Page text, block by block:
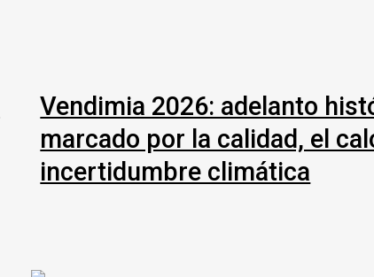
Vendimia 2026: adelanto
marcado por la calidad, el
incertidumbre climática